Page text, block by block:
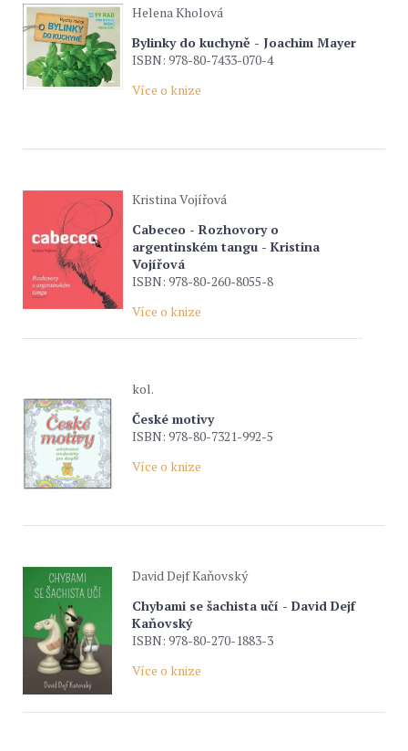
Helena Kholová
Bylinky do kuchyně - Joachim Mayer
ISBN: 978-80-7433-070-4
Více o knize
Kristina Vojířová
Cabeceo - Rozhovory o
argentinském tangu - Kristina
Vojířová
ISBN: 978-80-260-8055-8
Více o knize
kol.
České motivy
ISBN: 978-80-7321-992-5
Více o knize
David Dejf Kaňovský
Chybami se šachista učí - David Dejf
Kaňovský
ISBN: 978-80-270-1883-3
Více o knize